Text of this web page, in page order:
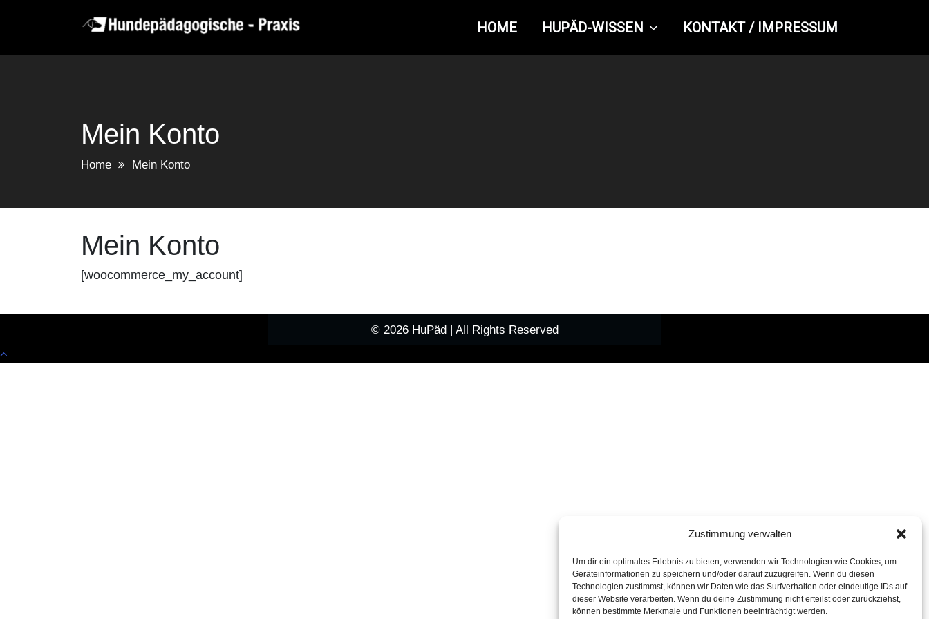
Zustimmung verwalten
Um dir ein optimales Erlebnis zu bieten, verwenden wir Technologien wie Cookies, um
Geräteinformationen zu speichern und/oder darauf zuzugreifen. Wenn du diesen
Technologien zustimmst, können wir Daten wie das Surfverhalten oder eindeutige IDs auf
dieser Website verarbeiten. Wenn du deine Zustimmung nicht erteilst oder zurückziehst,
können bestimmte Merkmale und Funktionen beeinträchtigt werden.
HOME HUPÄD-WISSEN KONTAKT / IMPRESSUM
Mein Konto
Home Mein Konto
Mein Konto
[woocommerce_my_account]
© 2026 HuPäd | All Rights Reserved